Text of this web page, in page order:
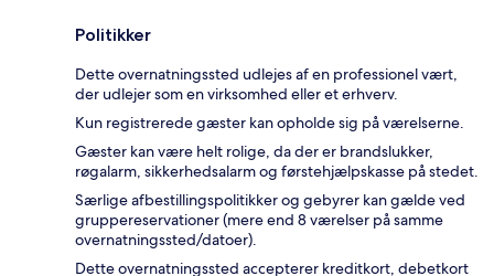
Politikker
Dette overnatningssted udlejes af en professionel vært,
der udlejer som en virksomhed eller et erhverv.
Kun registrerede gæster kan opholde sig på værelserne.
Gæster kan være helt rolige, da der er brandslukker,
røgalarm, sikkerhedsalarm og førstehjælpskasse på stedet.
Særlige afbestillingspolitikker og gebyrer kan gælde ved
gruppereservationer (mere end 8 værelser på samme
overnatningssted/datoer).
Dette overnatningssted accepterer kreditkort, debetkort